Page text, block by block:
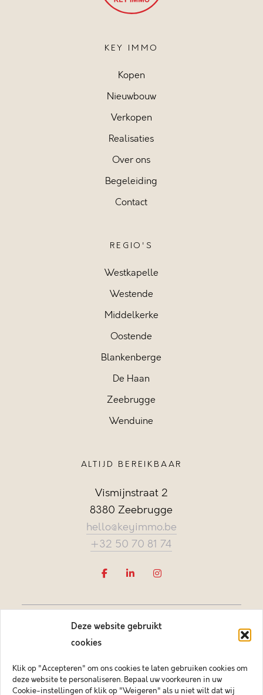
Deze website gebruikt
cookies
Klik op "Accepteren" om ons cookies te laten gebruiken cookies om
deze website te personaliseren. Bepaal uw voorkeuren in uw
Cookie-instellingen of klik op "Weigeren" als u niet wilt dat wij
KEY IMMO
Kopen
Nieuwbouw
Verkopen
Realisaties
Over ons
Begeleiding
Contact
REGIO'S
Westkapelle
Westende
Middelkerke
Oostende
Blankenberge
De Haan
Zeebrugge
Wenduine
ALTIJD BEREIKBAAR
Vismijnstraat 2
8380 Zeebrugge
hello@keyimmo.be
+32 50 70 81 74
Vastgoedmakelaar-bemiddelaar BIV België BIV 505084